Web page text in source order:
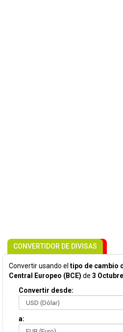
CONVERTIDOR DE DIVISAS
Convertir usando el tipo de cambio
Central Europeo (BCE) de 3
Convertir desde:
a: